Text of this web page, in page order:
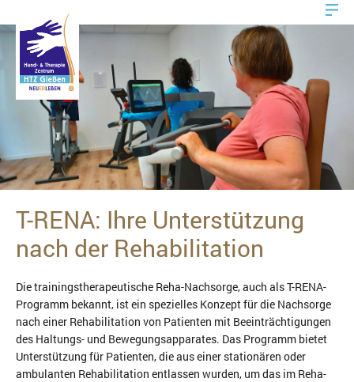
T-RENA: Ihre Unterstützung
nach der Rehabilitation
Die trainingstherapeutische Reha-Nachsorge, auch als T-RENA-
Programm bekannt, ist ein spezielles Konzept für die Nachsorge
nach einer Rehabilitation von Patienten mit Beeinträchtigungen
des Haltungs- und Bewegungsapparates. Das Programm bietet
Unterstützung für Patienten, die aus einer stationären oder
ambulanten Rehabilitation entlassen wurden, um das im Reha-